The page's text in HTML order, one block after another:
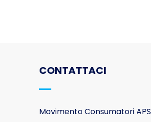
CONTATTACI
Movimento Consumatori APS